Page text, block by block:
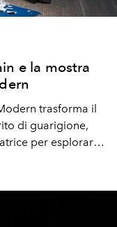
e la mostra
trasforma il
di guarigione,
per esplorare
profondamente